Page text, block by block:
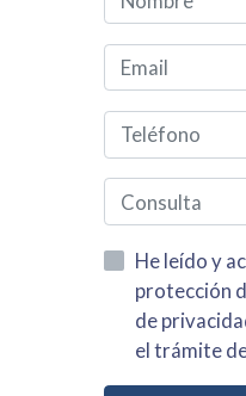
He leído y acepto la
protección de datos asi como el
de privacidad y acepto el tratamiento de mis
el trámite